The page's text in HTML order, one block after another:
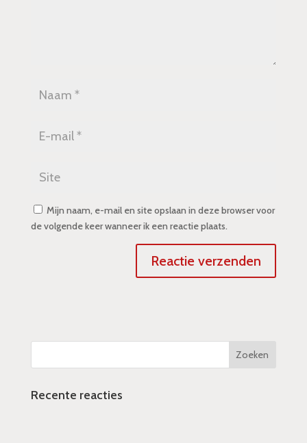
Mijn naam, e-mail en site opslaan in deze browser voor
de volgende keer wanneer ik een reactie plaats.
Recente reacties